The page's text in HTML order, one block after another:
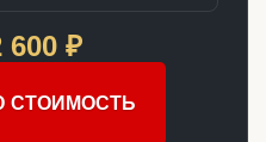
600 ₽
СТОИМОСТЬ